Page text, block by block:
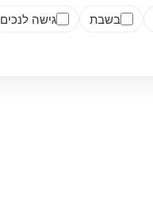
בשבת גישה לנכים